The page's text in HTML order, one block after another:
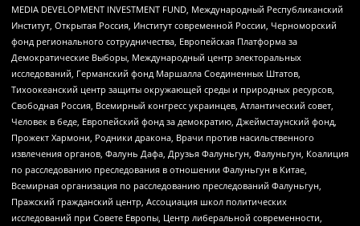
MEDIA DEVELOPMENT INVESTMENT FUND, Международный Республиканский
Институт, Открытая Россия, Институт современной России, Черноморский
фонд регионального сотрудничества, Европейская Платформа за
Демократические Выборы, Международный центр электоральных
исследований, Германский фонд Маршалла Соединенных Штатов,
Тихоокеанский центр защиты окружающей среды и природных ресурсов,
Свободная Россия, Всемирный конгресс украинцев, Атлантический совет,
Человек в беде, Европейский фонд за демократию, Джеймстаунский фонд,
Прожект Хармони, Родники дракона, Врачи против насильственного
извлечения органов, Фалунь Дафа, Друзья Фалуньгун, Фалуньгун, Коалиция
по расследованию преследования в отношении Фалуньгун в Китае,
Всемирная организация по расследованию преследований Фалуньгун,
Пражский гражданский центр, Ассоциация школ политических
исследований при Совете Европы, Центр либеральной современности,